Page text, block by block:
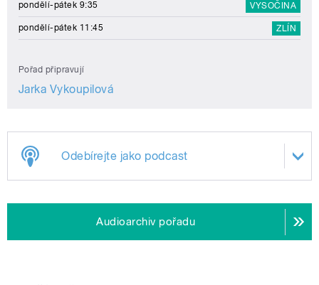
pondělí-pátek 9:35 VYSOČINA
pondělí-pátek 11:45 ZLÍN
Pořad připravují
Jarka Vykoupilová
Odebírejte jako podcast
Audioarchiv pořadu